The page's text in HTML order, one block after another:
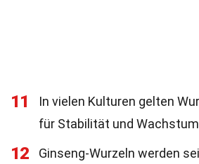
11
In vielen Kulturen gelten
für Stabilität und
12
Ginseng-Wurzeln werden